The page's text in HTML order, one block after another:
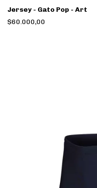
Jersey - Gato Pop - Art
$60.000,00